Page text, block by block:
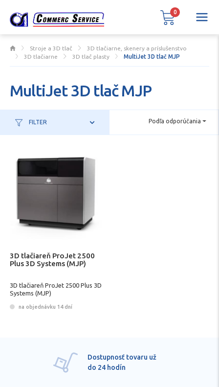
Stroje a 3D tlač
3D tlačiarne, skenery a príslušenstvo
3D tlačiarne
3D tlač plasty MultiJet 3D tlač MJP
MultiJet 3D tlač MJP
FILTER Podľa odporúčania
3D tlačiareň ProJet 2500
Plus 3D Systems (MJP)
3D tlačiareň ProJet 2500 Plus 3D
Systems (MJP)
na objednávku 14 dní
Dostupnosť tovaru už
do 24 hodín
0